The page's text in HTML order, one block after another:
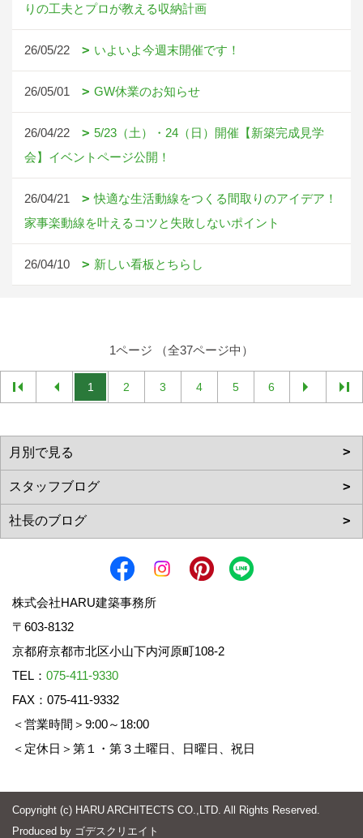
りの工夫とプロが教える収納計画
26/05/22 いよいよ今週末開催です！
26/05/01 GW休業のお知らせ
26/04/22
5/23（土）・24（日）開催【新築完成見学
会】イベントページ公開！
26/04/21
快適な生活動線をつくる間取りのアイデア！
家事楽動線を叶えるコツと失敗しないポイント
26/04/10 新しい看板とちらし
1ページ （全37ページ中）
1 2 3 4 5 6
株式会社HARU建築事務所
〒603-8132
京都府京都市北区小山下内河原町108-2
TEL： 075-411-9330
FAX：075-411-9332
＜営業時間＞9:00～18:00
＜定休日＞第１・第３土曜日、日曜日、祝日
Copyright (c) HARU ARCHITECTS CO.,LTD. All Rights Reserved.
Produced by ゴデスクリエイト